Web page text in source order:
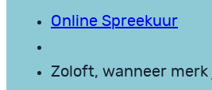
Online Spreekuur
Zoloft, wanneer